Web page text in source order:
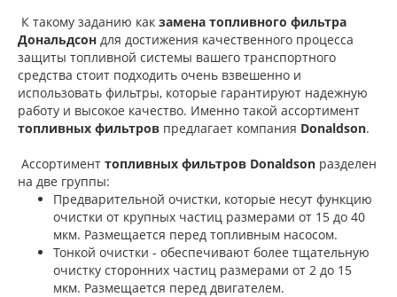
К такому заданию как замена топливного фильтра
Дональдсон для достижения качественного процесса
защиты топливной системы вашего транспортного
средства стоит подходить очень взвешенно и
использовать фильтры, которые гарантируют надежную
работу и высокое качество. Именно такой ассортимент
топливных фильтров предлагает компания Donaldson.
Ассортимент топливных фильтров Donaldson разделен
на две группы:
Предварительной очистки, которые несут функцию
очистки от крупных частиц размерами от 15 до 40
мкм. Размещается перед топливным насосом.
Тонкой очистки - обеспечивают более тщательную
очистку сторонних частиц размерами от 2 до 15
мкм. Размещается перед двигателем.